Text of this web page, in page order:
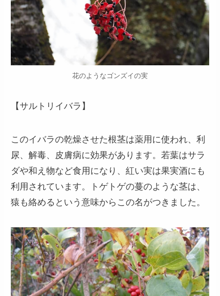
花のようなゴンズイの実
【サルトリイバラ】
このイバラの乾燥させた根茎は薬用に使われ、利
尿、解毒、皮膚病に効果があります。若葉はサラ
ダや和え物など食用になり、紅い実は果実酒にも
利用されています。トゲトゲの蔓のような茎は、
猿も絡めるという意味からこの名がつきました。